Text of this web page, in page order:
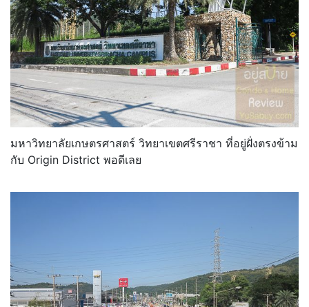
มหาวิทยาลัยเกษตรศาสตร์ วิทยาเขตศรีราชา ที่อยู่ฝั่งตรงข้าม
กับ Origin District พอดีเลย